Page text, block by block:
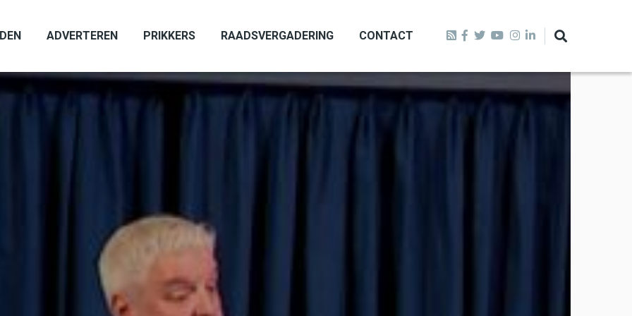
ADVERTEREN PRIKKERS RAADSVERGADERING CONTACT